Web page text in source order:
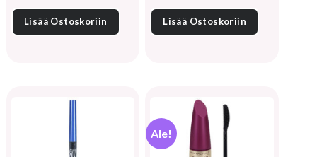
Lisää Ostoskoriin Lisää Ostoskoriin
Ale!